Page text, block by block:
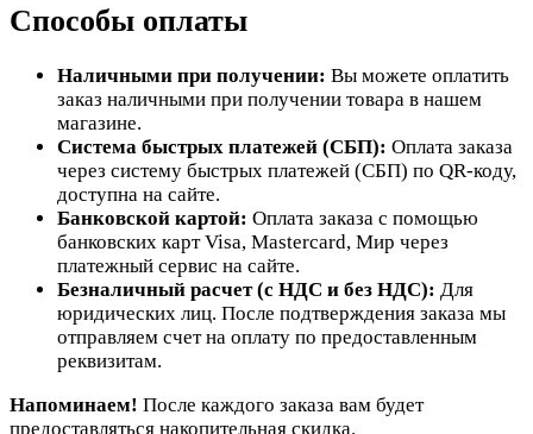
Способы оплаты
Наличными при получении: Вы можете оплатить
заказ наличными при получении товара в нашем
магазине.
Система быстрых платежей (СБП): Оплата заказа
через систему быстрых платежей (СБП) по QR-коду,
доступна на сайте.
Банковской картой: Оплата заказа с помощью
банковских карт Visa, Mastercard, Мир через
платежный сервис на сайте.
Безналичный расчет (с НДС и без НДС): Для
юридических лиц. После подтверждения заказа мы
отправляем счет на оплату по предоставленным
реквизитам.
Напоминаем! После каждого заказа вам будет
предоставляться накопительная скидка.